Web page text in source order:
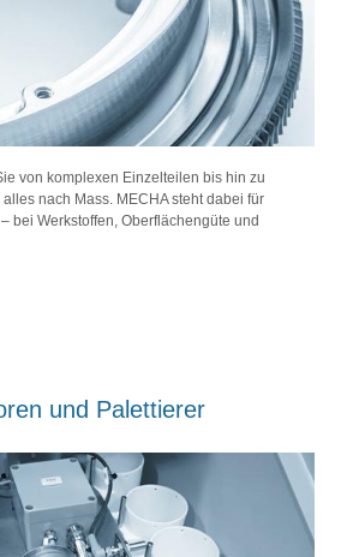
von komplexen Einzelteilen bis hin zu
nach Mass. MECHA steht dabei für
bei Werkstoffen, Oberflächengüte und
und Palettierer